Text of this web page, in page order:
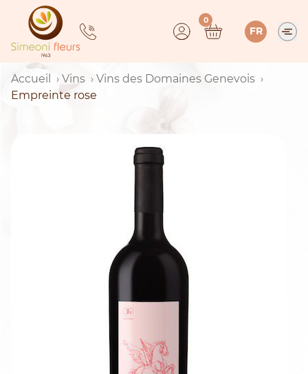
content
0
FR
Accueil Vins
Vins des Domaines Genevois
Empreinte rose